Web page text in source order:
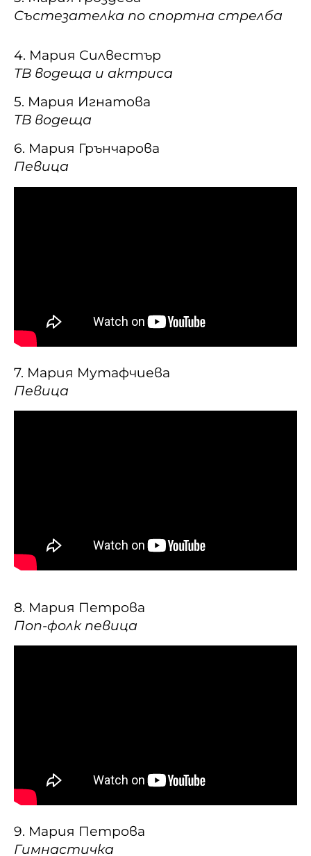
Състезателка по спортна стрелба
4. Мария Силвестър
ТВ водеща и актриса
5. Мария Игнатова
ТВ водеща
6. Мария Грънчарова
Певица
7. Мария Мутафчиева
Певица
8. Мария Петрова
Поп-фолк певица
9. Мария Петрова
Гимнастичка